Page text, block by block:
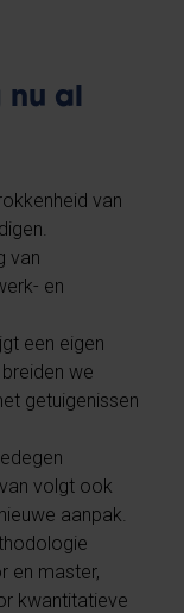
nu al
van
van
en
een eigen
we
getuigenissen
volgt ook
aanpak.
en master,
kwantitatieve